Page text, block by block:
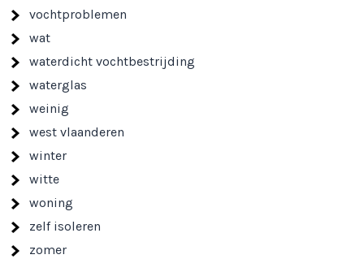
vochtproblemen
wat
waterdicht vochtbestrijding
waterglas
weinig
west vlaanderen
winter
witte
woning
zelf isoleren
zomer